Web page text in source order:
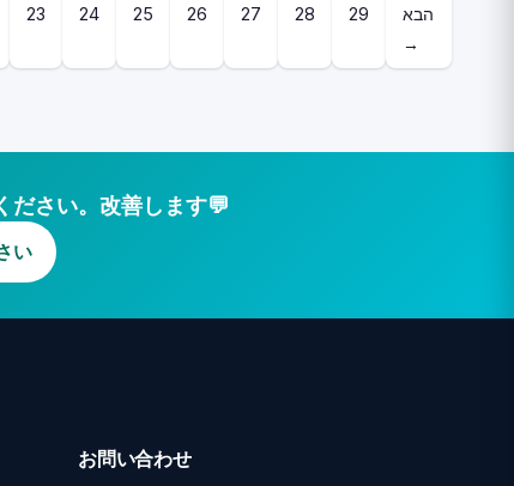
23 24 25 26 27 28 29
הבא
→
ださい。改善します💬
い
お問い合わせ